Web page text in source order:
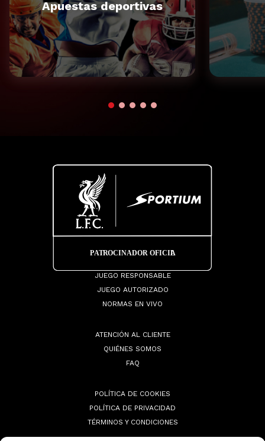
Apuestas deportivas
JUEGO RESPONSABLE
JUEGO AUTORIZADO
NORMAS EN VIVO
ATENCIÓN AL CLIENTE
QUIÉNES SOMOS
FAQ
POLÍTICA DE COOKIES
POLÍTICA DE PRIVACIDAD
TÉRMINOS Y CONDICIONES